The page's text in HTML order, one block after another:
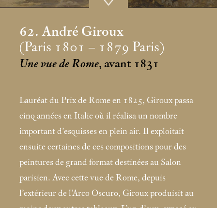
62. André Giroux
(Paris 1801 – 1879 Paris)
Une vue de Rome, avant 1831
Lauréat du Prix de Rome en 1825, Giroux passa
cinq années en Italie où il réalisa un nombre
important d’esquisses en plein air. Il exploitait
ensuite certaines de ces compositions pour des
peintures de grand format destinées au Salon
parisien. Avec cette vue de Rome, depuis
l’extérieur de l’Arco Oscuro, Giroux produisit au